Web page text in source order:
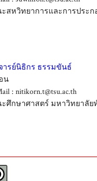
สหวิทยาการและการประ
ารย์นิธิกร ธรรมขันธ์
น
: nitikorn.t@tsu.ac.th
ศึกษาศาสตร์ มหาวิทยาลั